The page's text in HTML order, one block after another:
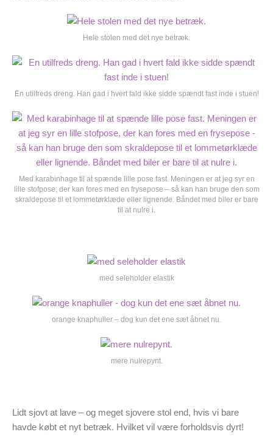
Hele stolen med det nye betræk.
En utilfreds dreng. Han gad i hvert fald ikke sidde spændt fast inde i stuen!
Med karabinhage til at spænde lille pose fast. Meningen er at jeg syr en
lille stofpose, der kan fores med en frysepose – så kan han bruge den som
skraldepose til et lommetørklæde eller lignende. Båndet med biler er bare
til at nulre i.
med seleholder elastik
orange knaphuller – dog kun det ene sæt åbnet nu.
mere nulrepynt.
Lidt sjovt at lave – og meget sjovere stol end, hvis vi bare
havde købt et nyt betræk. Hvilket vil være forholdsvis dyrt!